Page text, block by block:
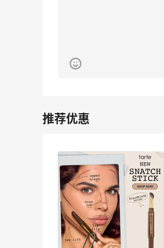
薅到了！！星巴
08月07日